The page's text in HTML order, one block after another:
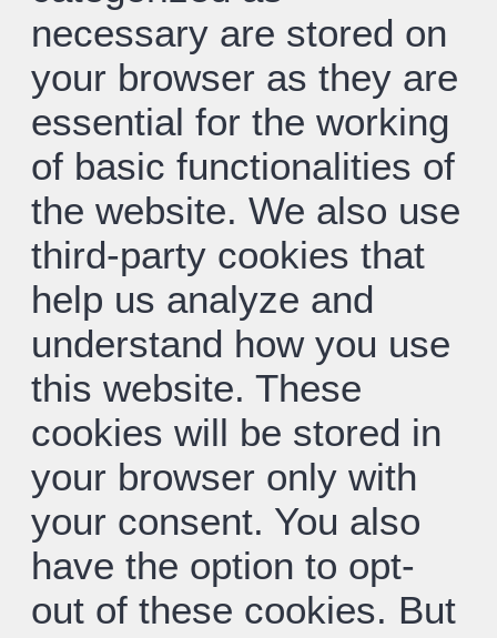
necessary are stored on
your browser as they are
essential for the working
of basic functionalities of
the website. We also use
third-party cookies that
help us analyze and
understand how you use
this website. These
cookies will be stored in
your browser only with
your consent. You also
have the option to opt-
out of these cookies. But